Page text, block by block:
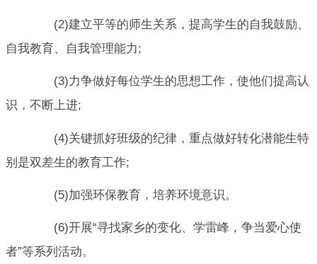
(2)建立平等的师生关系，提高学生的自我鼓励、
自我教育、自我管理能力;
(3)力争做好每位学生的思想工作，使他们提高认
识，不断上进;
(4)关键抓好班级的纪律，重点做好转化潜能生特
别是双差生的教育工作;
(5)加强环保教育，培养环境意识。
(6)开展“寻找家乡的变化、学雷峰，争当爱心使
者”等系列活动。